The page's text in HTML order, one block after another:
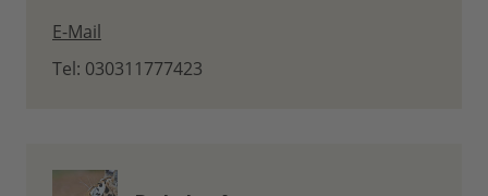
E-Mail
Tel: 030311777423